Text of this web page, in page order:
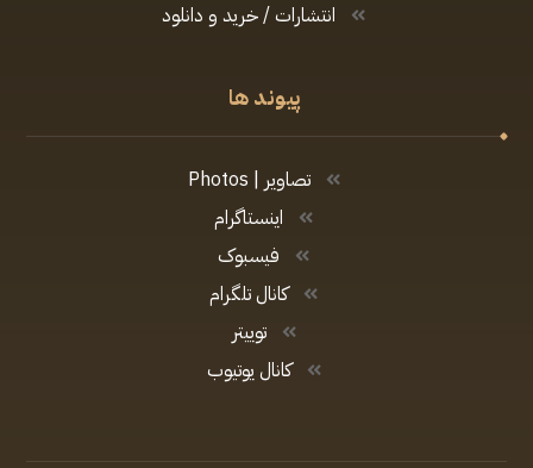
انتشارات / خرید و دانلود
پیوند ها
تصاویر | Photos
اینستاگرام
فیسبوک
کانال تلگرام
توییتر
کانال یوتیوب